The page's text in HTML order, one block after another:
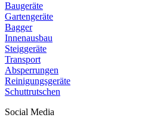
Baugeräte
Gartengeräte
Bagger
Innenausbau
Steiggeräte
Transport
Absperrungen
Reinigungsgeräte
Schuttrutschen
Social Media